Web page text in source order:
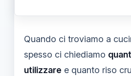
Quando ci troviamo a
spesso ci chiediamo
utilizzare e quanto riso